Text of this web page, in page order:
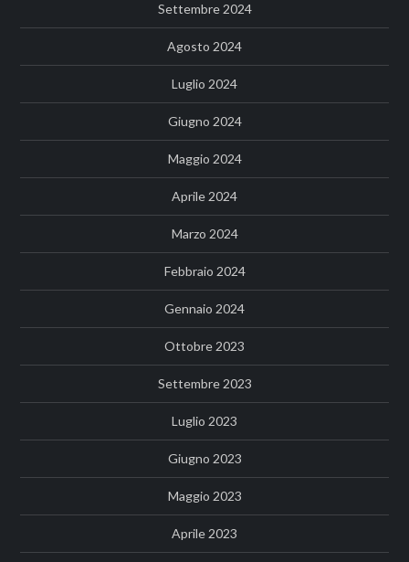
Settembre 2024
Agosto 2024
Luglio 2024
Giugno 2024
Maggio 2024
Aprile 2024
Marzo 2024
Febbraio 2024
Gennaio 2024
Ottobre 2023
Settembre 2023
Luglio 2023
Giugno 2023
Maggio 2023
Aprile 2023